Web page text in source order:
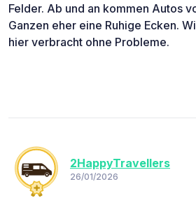
Felder. Ab und an kommen Autos
Ganzen eher eine Ruhige Ecken.
hier verbracht ohne Probleme.
2HappyTravellers
26/01/2026